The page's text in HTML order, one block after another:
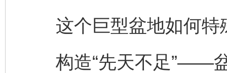
这个巨型盆地如何特
构造“先天不足”——盆